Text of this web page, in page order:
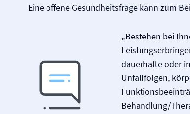
Eine offene Gesundheitsfrage kann zum
„Bestehen bei
dauerhafte oder
Unfallfolgen,
Behandlung/